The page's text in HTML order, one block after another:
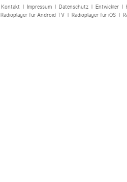
Kontakt| Impressum| Datenschutz| Entwickler|
Radioplayer für Android TV| Radioplayer für iOS|